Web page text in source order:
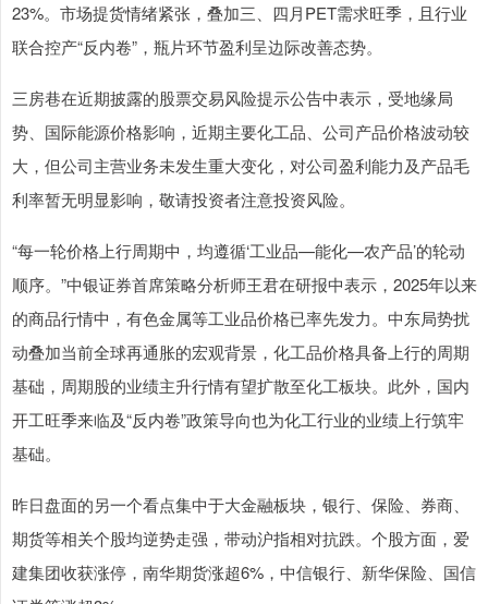
23%。市场提货情绪紧张，叠加三、四月PET需求旺季，且行业
联合控产“反内卷”，瓶片环节盈利呈边际改善态势。
三房巷在近期披露的股票交易风险提示公告中表示，受地缘局
势、国际能源价格影响，近期主要化工品、公司产品价格波动较
大，但公司主营业务未发生重大变化，对公司盈利能力及产品毛
利率暂无明显影响，敬请投资者注意投资风险。
“每一轮价格上行周期中，均遵循‘工业品—能化—农产品’的轮动
顺序。”中银证券首席策略分析师王君在研报中表示，2025年以来
的商品行情中，有色金属等工业品价格已率先发力。中东局势扰
动叠加当前全球再通胀的宏观背景，化工品价格具备上行的周期
基础，周期股的业绩主升行情有望扩散至化工板块。此外，国内
开工旺季来临及“反内卷”政策导向也为化工行业的业绩上行筑牢
基础。
昨日盘面的另一个看点集中于大金融板块，银行、保险、券商、
期货等相关个股均逆势走强，带动沪指相对抗跌。个股方面，爱
建集团收获涨停，南华期货涨超6%，中信银行、新华保险、国信